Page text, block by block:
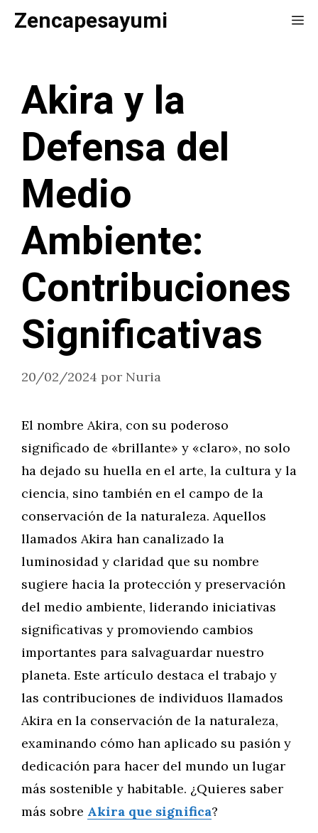
SaltarZencapesayumi
Akira y la
Defensa del
Medio
Ambiente:
Contribuciones
Significativas
20/02/2024 por Nuria
El nombre Akira, con su poderoso
significado de «brillante» y «claro», no solo
ha dejado su huella en el arte, la cultura y la
ciencia, sino también en el campo de la
conservación de la naturaleza. Aquellos
llamados Akira han canalizado la
luminosidad y claridad que su nombre
sugiere hacia la protección y preservación
del medio ambiente, liderando iniciativas
significativas y promoviendo cambios
importantes para salvaguardar nuestro
planeta. Este artículo destaca el trabajo y
las contribuciones de individuos llamados
Akira en la conservación de la naturaleza,
examinando cómo han aplicado su pasión y
dedicación para hacer del mundo un lugar
más sostenible y habitable. ¿Quieres saber
más sobre Akira que significa?